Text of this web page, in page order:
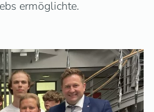
ermöglichte.